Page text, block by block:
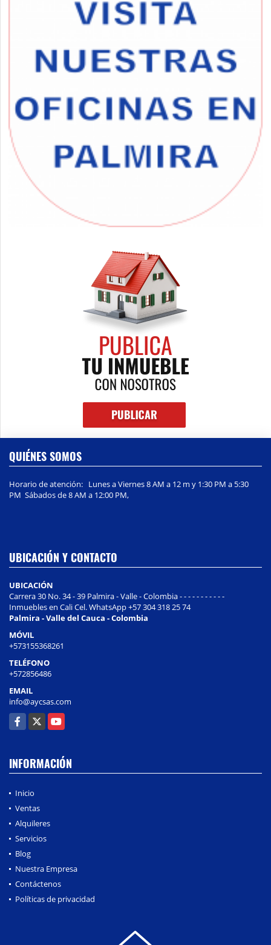
QUIÉNES SOMOS
Horario de atención: Lunes a Viernes 8 AM a 12 m y 1:30 PM a 5:30
PM Sábados de 8 AM a 12:00 PM,
UBICACIÓN Y CONTACTO
UBICACIÓN
Carrera 30 No. 34 - 39 Palmira - Valle - Colombia - - - - - - - - - - -
Inmuebles en Cali Cel. WhatsApp +57 304 318 25 74
Palmira - Valle del Cauca - Colombia
MÓVIL
+573155368261
TELÉFONO
+572856486
EMAIL
info@aycsas.com
Facebook
X YouTube
INFORMACIÓN
Inicio
Ventas
Alquileres
Servicios
Blog
Nuestra Empresa
Contáctenos
Políticas de privacidad